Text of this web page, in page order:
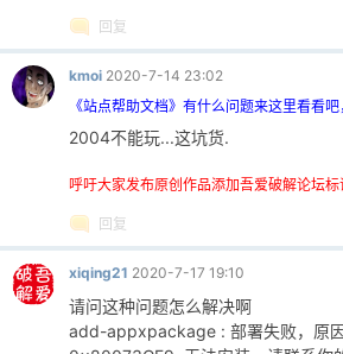
回复
kmoi 2020-7-14 23:02
《站点帮助文档》有什么问题来这里看看
2004不能玩...这坑货.
呼吁大家发布原创作品添加吾爱破解论坛标
回复
xiqing21 2020-7-17 19:10
请问这种问题怎么解决啊
add-appxpackage : 部署失败，原